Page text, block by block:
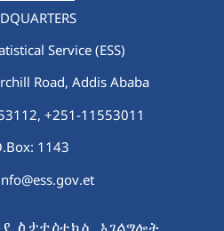
Service (ESS)
Road, Addis Ababa
+251-11553011
1143